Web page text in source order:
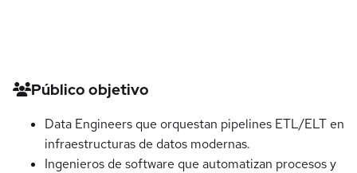
Detalles del curso
Público objetivo
Data Engineers que orquestan pipelines ETL/ELT en
infraestructuras de datos modernas.
Ingenieros de software que automatizan procesos y